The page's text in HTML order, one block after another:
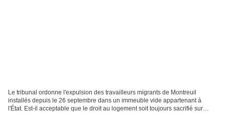
Le tribunal ordonne l'expulsion des travailleurs migrants de Montreuil
installés depuis le 26 septembre dans un immeuble vide appartenant à
l'État. Est-il acceptable que le droit au logement soit toujours sacrifié sur